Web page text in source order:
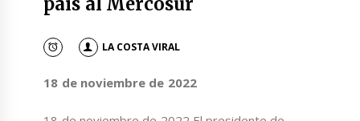
LA COSTA VIRAL
18 de noviembre de 2022